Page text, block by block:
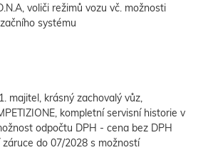
voliči režimů vozu vč. možnosti
systému
majitel, krásný zachovalý vůz,
kompletní servisní historie v
odpočtu DPH - cena bez DPH
do 07/2028 s možností